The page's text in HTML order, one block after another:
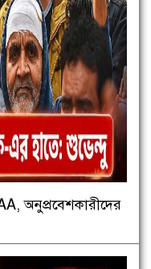
অনুপ্রবেশকারীদের